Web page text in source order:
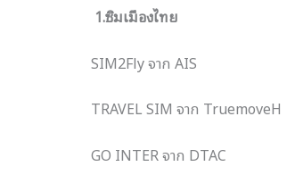
1.ซิมเมืองไทย
SIM2Fly จาก AIS
TRAVEL SIM จาก TruemoveH
GO INTER จาก DTAC